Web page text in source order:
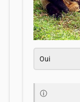
Oui
ⓘ